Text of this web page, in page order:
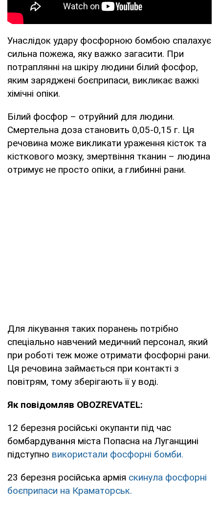
Унаслідок удару фосфорною бомбою спалахує
сильна пожежа, яку важко загасити. При
потраплянні на шкіру людини білий фосфор,
яким заряджені боєприпаси, викликає важкі
хімічні опіки.
Білий фосфор – отруйний для людини.
Смертельна доза становить 0,05-0,15 г. Ця
речовина може викликати ураження кісток та
кісткового мозку, змертвіння тканин – людина
отримує не просто опіки, а глибинні рани.
Для лікування таких поранень потрібно
спеціально навчений медичний персонал, який
при роботі теж може отримати фосфорні рани.
Ця речовина займається при контакті з
повітрям, тому зберігають її у воді.
Як повідомляв OBOZREVATEL:
12 березня російські окупанти під час
бомбардування міста Попасна на Луганщині
підступно використали фосфорні бомби.
23 березня російська армія скинула фосфорні
боєприпаси на Краматорськ.